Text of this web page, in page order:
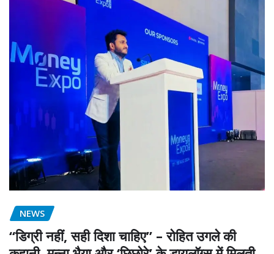
NEWS
“डिग्री नहीं, सही दिशा चाहिए” – रोहित उगले की